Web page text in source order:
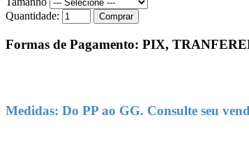
Quantidade:
Comprar
Formas de Pagamento: PIX,
Medidas: Do PP ao GG. Consulte seu